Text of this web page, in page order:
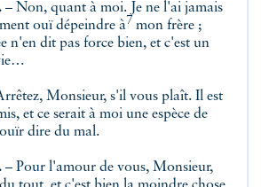
– Non, quant à moi. Je ne l'ai jamais
ouï dépeindre à7 mon frère ;
n'en dit pas force bien, et c'est un
Monsieur, s'il vous plaît. Il est
et ce serait à moi une espèce de
dire du mal.
– Pour l'amour de vous, Monsieur,